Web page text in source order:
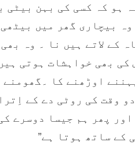
ہو کہ کسی کی بہن بیٹی
وہ بیچاری گھر میں
کے لاتے ہیں نا ۔ وہ
کی بھی خواہشات ہوتی
اوڑھنے کا
وقت کی روٹی دے کے
پھر ہم جیسا دوسرے
کے ساتھ ہوتا ہے”